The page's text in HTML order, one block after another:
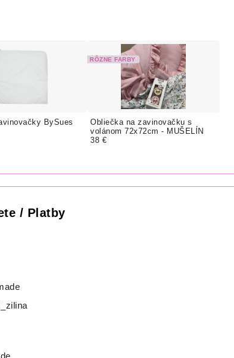
BySues
Obliečka na zavinovačku s
volánom 72x72cm - MUŠELÍN
RÔZNE FARBY
38 €
/ Platby